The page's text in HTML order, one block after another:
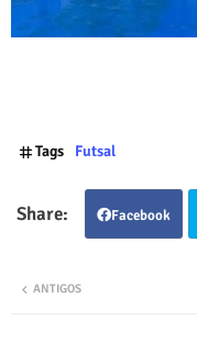
Tags Futsal
Facebook
ANTIGOS